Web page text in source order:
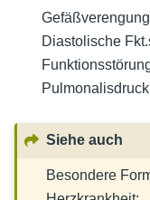
Diastolische
Siehe auch
Besondere